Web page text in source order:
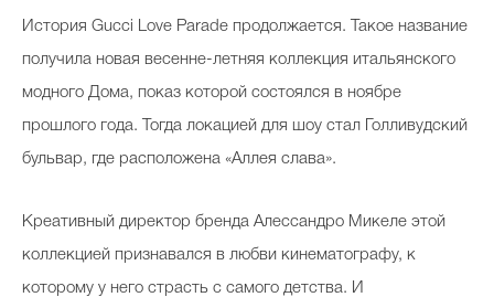
История Gucci Love Parade продолжается. Такое название
получила новая весенне-летняя коллекция итальянского
модного Дома, показ которой состоялся в ноябре
прошлого года. Тогда локацией для шоу стал Голливудский
бульвар, где расположена «Аллея слава».
Креативный директор бренда Алессандро Микеле этой
коллекцией признавался в любви кинематографу, к
которому у него страсть с самого детства. И